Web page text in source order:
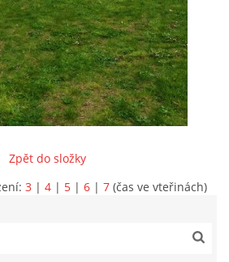
Zpět do složky
3 | 4 | 5 | 6 | 7 (čas ve vteřinách)